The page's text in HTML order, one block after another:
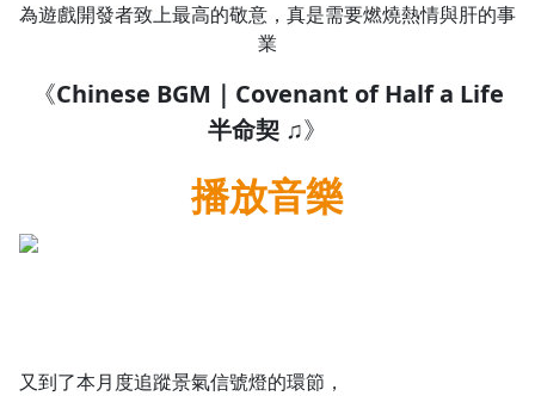
為遊戲開發者致上最高的敬意，真是需要燃燒熱情與肝的事
業
《Chinese BGM｜Covenant of Half a Life
半命契 ♫》
播放音樂
又到了本月度追蹤景氣信號燈的環節，